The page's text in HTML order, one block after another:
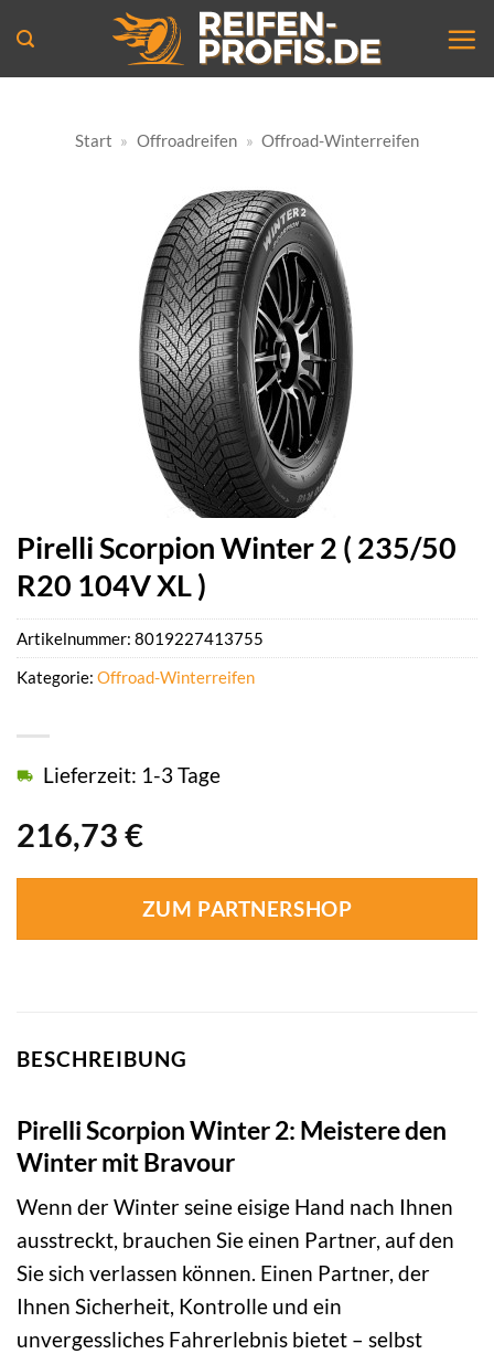
Inhalt
springen
Start » Offroadreifen » Offroad-Winterreifen
Pirelli Scorpion Winter 2 ( 235/50
R20 104V XL )
216,73 €
Lieferzeit: 1-3 Tage
ZUM PARTNERSHOP
Artikelnummer: 8019227413755
Kategorie: Offroad-Winterreifen
BESCHREIBUNG
Pirelli Scorpion Winter 2: Meistere den
Winter mit Bravour
Wenn der Winter seine eisige Hand nach Ihnen
ausstreckt, brauchen Sie einen Partner, auf den
Sie sich verlassen können. Einen Partner, der
Ihnen Sicherheit, Kontrolle und ein
unvergessliches Fahrerlebnis bietet – selbst